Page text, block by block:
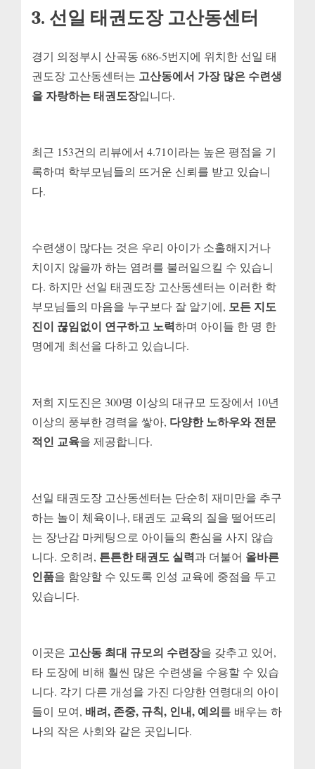
3. 선일 태권도장 고산동센터
경기 의정부시 산곡동 686-5번지에 위치한 선일 태
권도장 고산동센터는 고산동에서 가장 많은 수련생
을 자랑하는 태권도장입니다.
최근 153건의 리뷰에서 4.71이라는 높은 평점을 기
록하며 학부모님들의 뜨거운 신뢰를 받고 있습니
다.
수련생이 많다는 것은 우리 아이가 소홀해지거나
치이지 않을까 하는 염려를 불러일으킬 수 있습니
다. 하지만 선일 태권도장 고산동센터는 이러한 학
부모님들의 마음을 누구보다 잘 알기에, 모든 지도
진이 끊임없이 연구하고 노력하며 아이들 한 명 한
명에게 최선을 다하고 있습니다.
저희 지도진은 300명 이상의 대규모 도장에서 10년
이상의 풍부한 경력을 쌓아, 다양한 노하우와 전문
적인 교육을 제공합니다.
선일 태권도장 고산동센터는 단순히 재미만을 추구
하는 놀이 체육이나, 태권도 교육의 질을 떨어뜨리
는 장난감 마케팅으로 아이들의 환심을 사지 않습
니다. 오히려, 튼튼한 태권도 실력과 더불어 올바른
인품을 함양할 수 있도록 인성 교육에 중점을 두고
있습니다.
이곳은 고산동 최대 규모의 수련장을 갖추고 있어,
타 도장에 비해 훨씬 많은 수련생을 수용할 수 있습
니다. 각기 다른 개성을 가진 다양한 연령대의 아이
들이 모여, 배려, 존중, 규칙, 인내, 예의를 배우는 하
나의 작은 사회와 같은 곳입니다.